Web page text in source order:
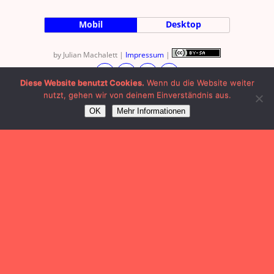
Mobil Desktop
by Julian Machalett | Impressum |
Diese Website benutzt Cookies. Wenn du die Website weiter
nutzt, gehen wir von deinem Einverständnis aus.
OK Mehr Informationen